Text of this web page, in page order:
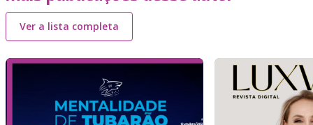
Ver a lista completa